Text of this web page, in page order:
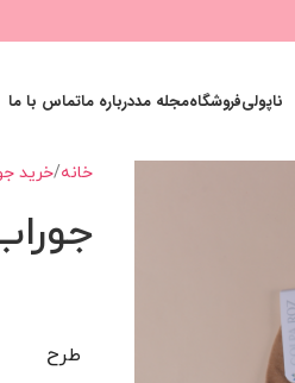
ناپولیفروشگاهمجله مددرباره ماتماس با ما
خانه خرید
طرح